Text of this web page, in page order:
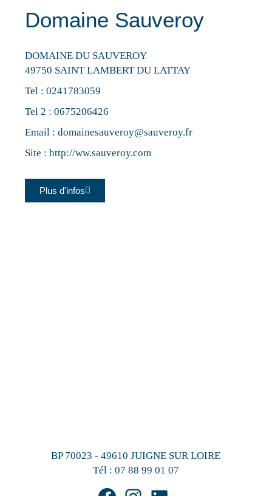
Domaine Sauveroy
DOMAINE DU SAUVEROY
49750 SAINT LAMBERT DU LATTAY
Tel :0241783059
Tel 2 :0675206426
Email :domainesauveroy@sauveroy.fr
Site :http://ww.sauveroy.com
Plus d'infos
BP 70023 - 49610 JUIGNE SUR LOIRE
Tél : 07 88 99 01 07